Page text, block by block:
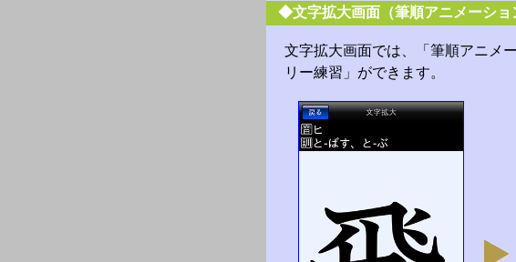
◆文字拡大画面（筆順アニメーショ
文字拡大画面では、「筆順アニメ
リー練習」ができます。